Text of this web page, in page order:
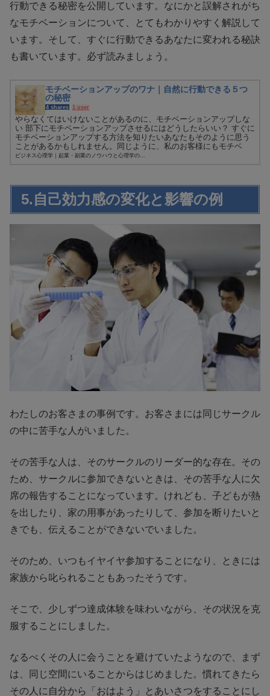
行動できる秘密を公開しています。なにかと誤解されがち
なモチベーションについて、とてもわかりやすく解説して
います。そして、すぐに行動できるあなたに変われる秘訣
も書いています。必ず読みましょう。
モチベーションアップのワナ｜自然に行動できる５つ
の秘密
4 shares 1 user
やらなくてはいけないことがあるのに、モチベーションアップしな
い 部下にモチベーションアップさせるにはどうしたらいい？ すぐに
モチベーションアップする方法を知りたいあなたもそのように思う
ことがあるかもしれません。同じように、私のお客様にもモチベ
ー...
ビジネス心理学｜起業・副業のノウハウと心理学の...
5.自己効力感の変化と影響の例
わたしのお客さまの事例です。お客さまには同じサークル
の中に苦手な人がいました。
その苦手な人は、そのサークルのリーダー的な存在。その
ため、サークルに参加できないときは、その苦手な人に欠
席の報告することになっています。けれども、子どもが熱
を出したり、家の用事があったりして、参加を断りたいと
きでも、伝えることができないでいました。
そのため、いつもイヤイヤ参加することになり、ときには
家族から叱られることもあったそうです。
そこで、少しずつ達成体験を味わいながら、その状況を克
服することにしました。
なるべくその人に会うことを避けていたようなので、まず
は、同じ空間にいることからはじめました。慣れてきたら
その人に自分から「おはよう」とあいさつをすることにし